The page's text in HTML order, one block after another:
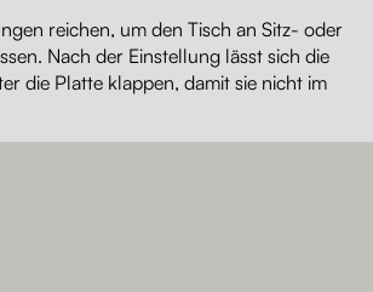
reichen, um den Tisch an Sitz- oder
Nach der Einstellung lässt sich die
die Platte klappen, damit sie nicht im